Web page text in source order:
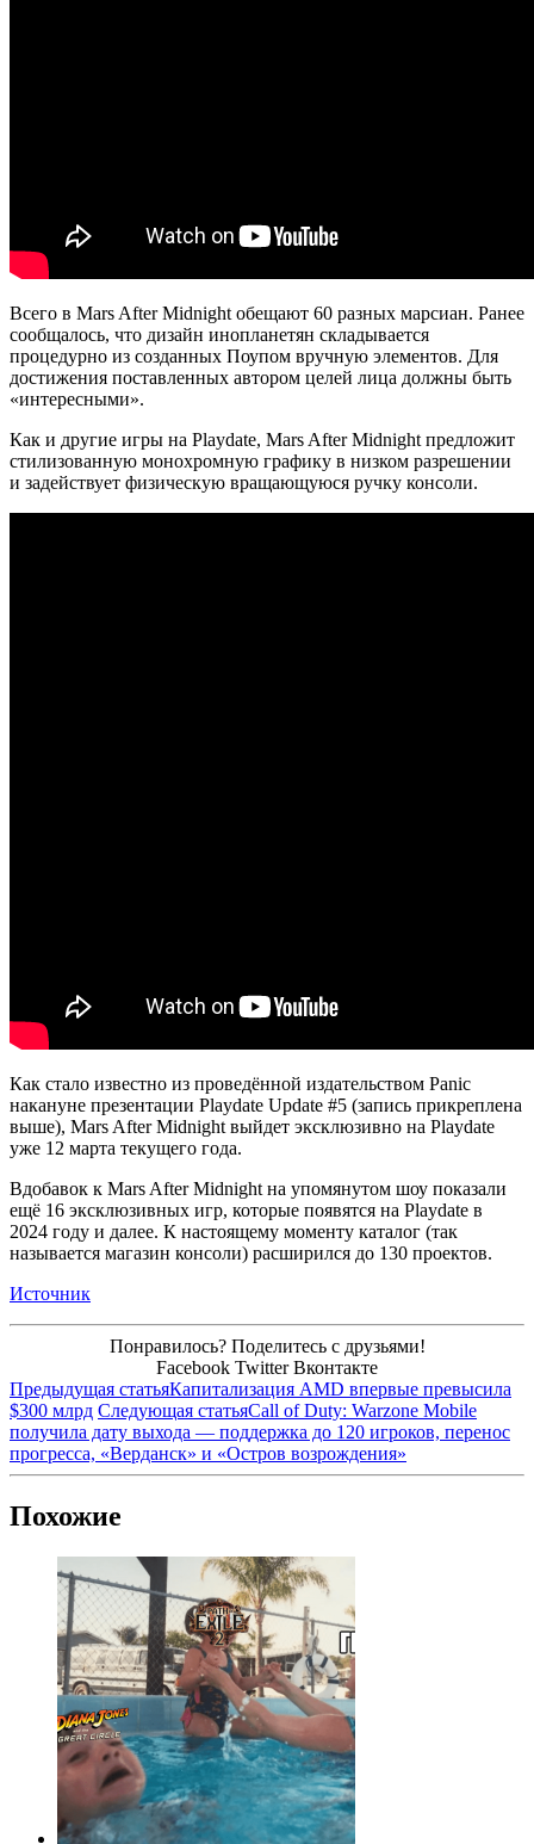
Всего в Mars After Midnight обещают 60 разных марсиан. Ранее
сообщалось, что дизайн инопланетян складывается
процедурно из созданных Поупом вручную элементов. Для
достижения поставленных автором целей лица должны быть
«интересными».
Как и другие игры на Playdate, Mars After Midnight предложит
стилизованную монохромную графику в низком разрешении
и задействует физическую вращающуюся ручку консоли.
Как стало известно из проведённой издательством Panic
накануне презентации Playdate Update #5 (запись прикреплена
выше), Mars After Midnight выйдет эксклюзивно на Playdate
уже 12 марта текущего года.
Вдобавок к Mars After Midnight на упомянутом шоу показали
ещё 16 эксклюзивных игр, которые появятся на Playdate в
2024 году и далее. К настоящему моменту каталог (так
называется магазин консоли) расширился до 130 проектов.
Источник
Понравилось? Поделитесь с друзьями!
Facebook Twitter Вконтакте
Предыдущая статьяКапитализация AMD впервые превысила
$300 млрд Следующая статьяCall of Duty: Warzone Mobile
получила дату выхода — поддержка до 120 игроков, перенос
прогресса, «Верданск» и «Остров возрождения»
Похожие